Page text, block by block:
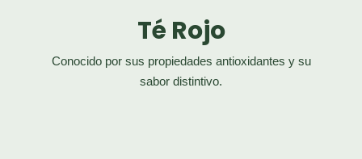
Té Rojo
Conocido por sus propiedades antioxidantes y su
sabor distintivo.